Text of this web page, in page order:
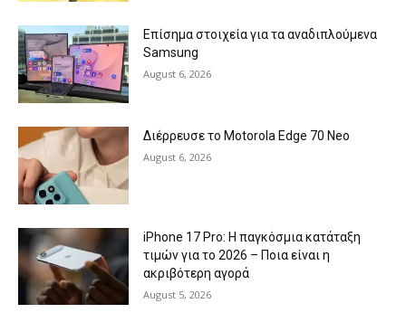
Επίσημα στοιχεία για τα αναδιπλούμενα
Samsung
August 6, 2026
Διέρρευσε το Motorola Edge 70 Neo
August 6, 2026
iPhone 17 Pro: Η παγκόσμια κατάταξη
τιμών για το 2026 – Ποια είναι η
ακριβότερη αγορά
August 5, 2026